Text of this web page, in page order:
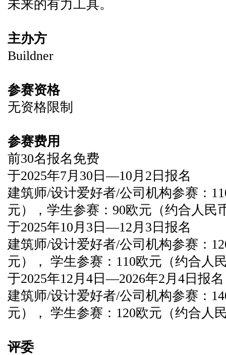
未来的有力工具。
主办方
Buildner
参赛资格
无资格限制
参赛费用
前30名报名免费
于2025年7月30日—10月2日报名
建筑师/设计爱好者/公司机构参赛：
元）， 学生参赛：90欧元（约合人民
于2025年10月3日—12月3日报名
建筑师/设计爱好者/公司机构参赛：
元）， 学生参赛：110欧元（约合人
于2025年12月4日—2026年2月4日报
建筑师/设计爱好者/公司机构参赛：
元）， 学生参赛：120欧元（约合人
评委